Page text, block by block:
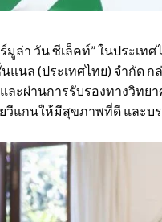
มูล่า วัน ซีเล็คท์” ในประเ
แนล (ประเทศไทย) จำกัด
านการรับรองทางวิทยาศ
แกนให้มีสุขภาพที่ดี และบ